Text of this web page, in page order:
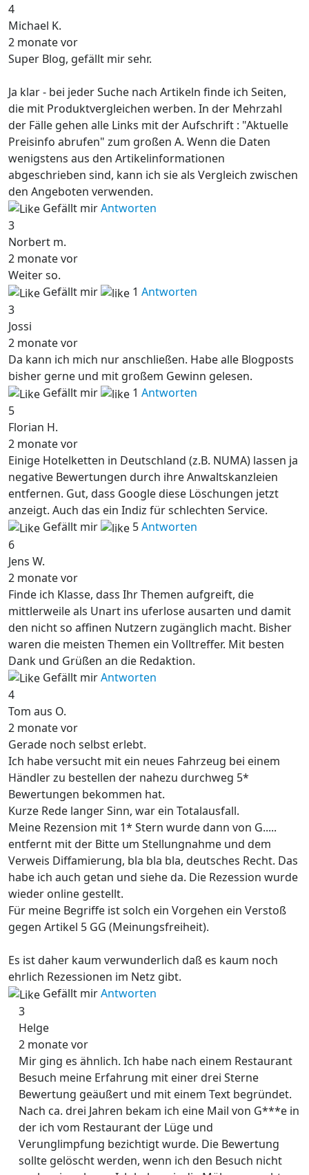
4
Michael K.
2 monate vor
Super Blog, gefällt mir sehr.
Ja klar - bei jeder Suche nach Artikeln finde ich Seiten,
die mit Produktvergleichen werben. In der Mehrzahl
der Fälle gehen alle Links mit der Aufschrift : "Aktuelle
Preisinfo abrufen" zum großen A. Wenn die Daten
wenigstens aus den Artikelinformationen
abgeschrieben sind, kann ich sie als Vergleich zwischen
den Angeboten verwenden.
Gefällt mirAntworten
3
Norbert m.
2 monate vor
Weiter so.
Gefällt mir
1 Antworten
3
Jossi
2 monate vor
Da kann ich mich nur anschließen. Habe alle Blogposts
bisher gerne und mit großem Gewinn gelesen.
Gefällt mir
1 Antworten
5
Florian H.
2 monate vor
Einige Hotelketten in Deutschland (z.B. NUMA) lassen ja
negative Bewertungen durch ihre Anwaltskanzleien
entfernen. Gut, dass Google diese Löschungen jetzt
anzeigt. Auch das ein Indiz für schlechten Service.
Gefällt mir
5Antworten
6
Jens W.
2 monate vor
Finde ich Klasse, dass Ihr Themen aufgreift, die
mittlerweile als Unart ins uferlose ausarten und damit
den nicht so affinen Nutzern zugänglich macht. Bisher
waren die meisten Themen ein Volltreffer. Mit besten
Dank und Grüßen an die Redaktion.
Gefällt mirAntworten
4
Tom aus O.
2 monate vor
Gerade noch selbst erlebt.
Ich habe versucht mit ein neues Fahrzeug bei einem
Händler zu bestellen der nahezu durchweg 5*
Bewertungen bekommen hat.
Kurze Rede langer Sinn, war ein Totalausfall.
Meine Rezension mit 1* Stern wurde dann von G.....
entfernt mit der Bitte um Stellungnahme und dem
Verweis Diffamierung, bla bla bla, deutsches Recht. Das
habe ich auch getan und siehe da. Die Rezession wurde
wieder online gestellt.
Für meine Begriffe ist solch ein Vorgehen ein Verstoß
gegen Artikel 5 GG (Meinungsfreiheit).
Es ist daher kaum verwunderlich daß es kaum noch
ehrlich Rezessionen im Netz gibt.
Gefällt mirAntworten
3
Helge
2 monate vor
Mir ging es ähnlich. Ich habe nach einem Restaurant
Besuch meine Erfahrung mit einer drei Sterne
Bewertung geäußert und mit einem Text begründet.
Nach ca. drei Jahren bekam ich eine Mail von G***e in
der ich vom Restaurant der Lüge und
Verunglimpfung bezichtigt wurde. Die Bewertung
sollte gelöscht werden, wenn ich den Besuch nicht